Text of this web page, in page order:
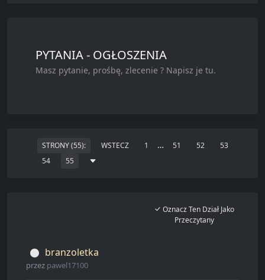
PYTANIA - OGŁOSZENIA
Masz pytanie, prośbę, zlecenie ? Napisz je tu.
STRONY (55): WSTECZ 1 … 51 52
53
54
55
Oznacz Ten Dział Jako
Przeczytany
branzoletka
przez pawel17100